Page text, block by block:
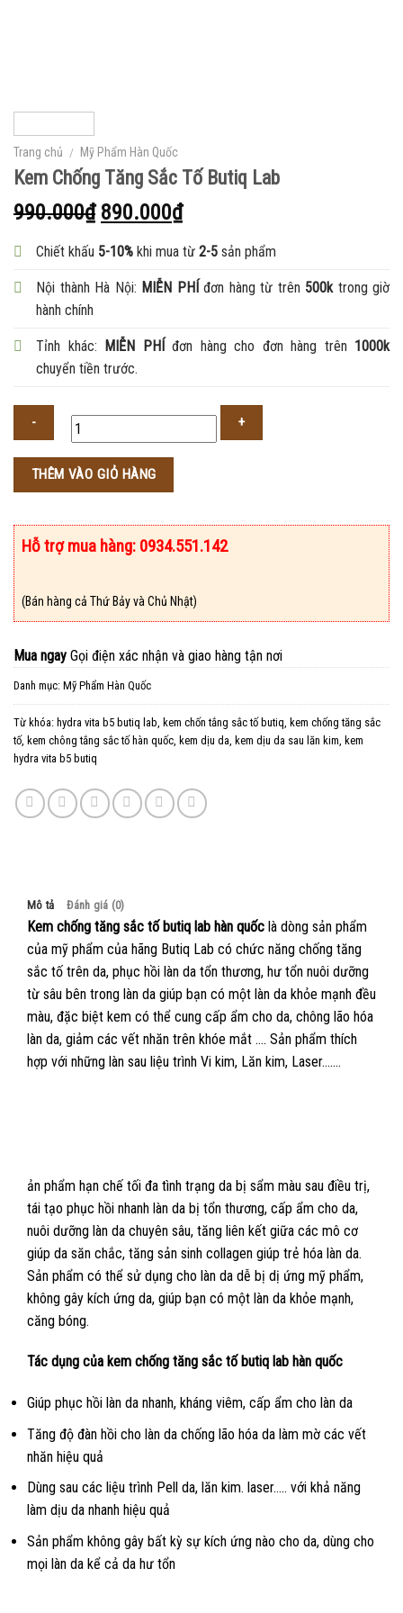
Trang chủ / Mỹ Phẩm Hàn Quốc
Kem Chống Tăng Sắc Tố Butiq Lab
990.000₫ 890.000₫
Chiết khấu 5-10% khi mua từ 2-5 sản phẩm
Nội thành Hà Nội: MIỄN PHÍđơn hàng từ trên 500k trong giờ
hành chính
Tỉnh khác: MIỄN PHÍđơn hàng cho đơn hàng trên 1000k
chuyển tiền trước.
THÊM VÀO GIỎ HÀNG
Hỗ trợ mua hàng: 0934.551.142
(Bán hàng cả Thứ Bảy và Chủ Nhật)
Mua ngay Gọi điện xác nhận và giao hàng tận nơi
Danh mục: Mỹ Phẩm Hàn Quốc
Từ khóa: hydra vita b5 butiq lab, kem chốn tắng sắc tố butiq, kem chống tăng sắc
tố, kem chông tắng sắc tố hàn quốc, kem dịu da, kem dịu da sau lăn kim, kem
hydra vita b5 butiq
Mô tả Đánh giá (0)
Kem chống tăng sắc tố butiq lab hàn quốc là dòng sản phẩm
của mỹ phẩm của hãng Butiq Lab có chức năng chống tăng
sắc tố trên da, phục hồi làn da tổn thương, hư tổn nuôi dưỡng
từ sâu bên trong làn da giúp bạn có một làn da khỏe mạnh đều
màu, đặc biệt kem có thể cung cấp ẩm cho da, chông lão hóa
làn da, giảm các vết nhăn trên khóe mắt …. Sản phẩm thích
hợp với những làn sau liệu trình Vi kim, Lăn kim, Laser…….
ản phẩm hạn chế tối đa tình trạng da bị sẩm màu sau điều trị,
tái tạo phục hồi nhanh làn da bị tổn thương, cấp ẩm cho da,
nuôi dưỡng làn da chuyên sâu, tăng liên kết giữa các mô cơ
giúp da săn chắc, tăng sản sinh collagen giúp trẻ hóa làn da.
Sản phẩm có thể sử dụng cho làn da dễ bị dị ứng mỹ phẩm,
không gây kích ứng da, giúp bạn có một làn da khỏe mạnh,
căng bóng.
Tác dụng của kem chống tăng sắc tố butiq lab hàn quốc
Giúp phục hồi làn da nhanh, kháng viêm, cấp ẩm cho làn da
Tăng độ đàn hồi cho làn da chống lão hóa da làm mờ các vết
nhăn hiệu quả
Dùng sau các liệu trình Pell da, lăn kim. laser….. với khả năng
làm dịu da nhanh hiệu quả
Sản phẩm không gây bất kỳ sự kích ứng nào cho da, dùng cho
mọi làn da kể cả da hư tổn